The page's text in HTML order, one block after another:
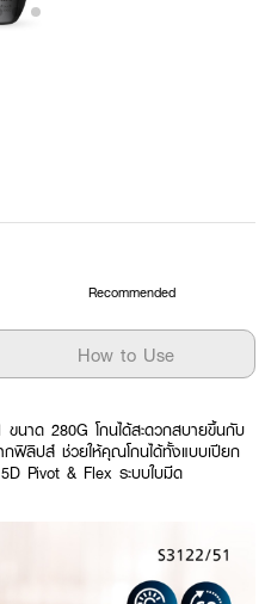
Recommended
How to Use
ขนาด 280G โกนได้สะดวกสบายขึ้นกับ
กฟิลิปส์ ช่วยให้คุณโกนได้ทั้งแบบเปียก
Pivot & Flex ระบบใบมีด